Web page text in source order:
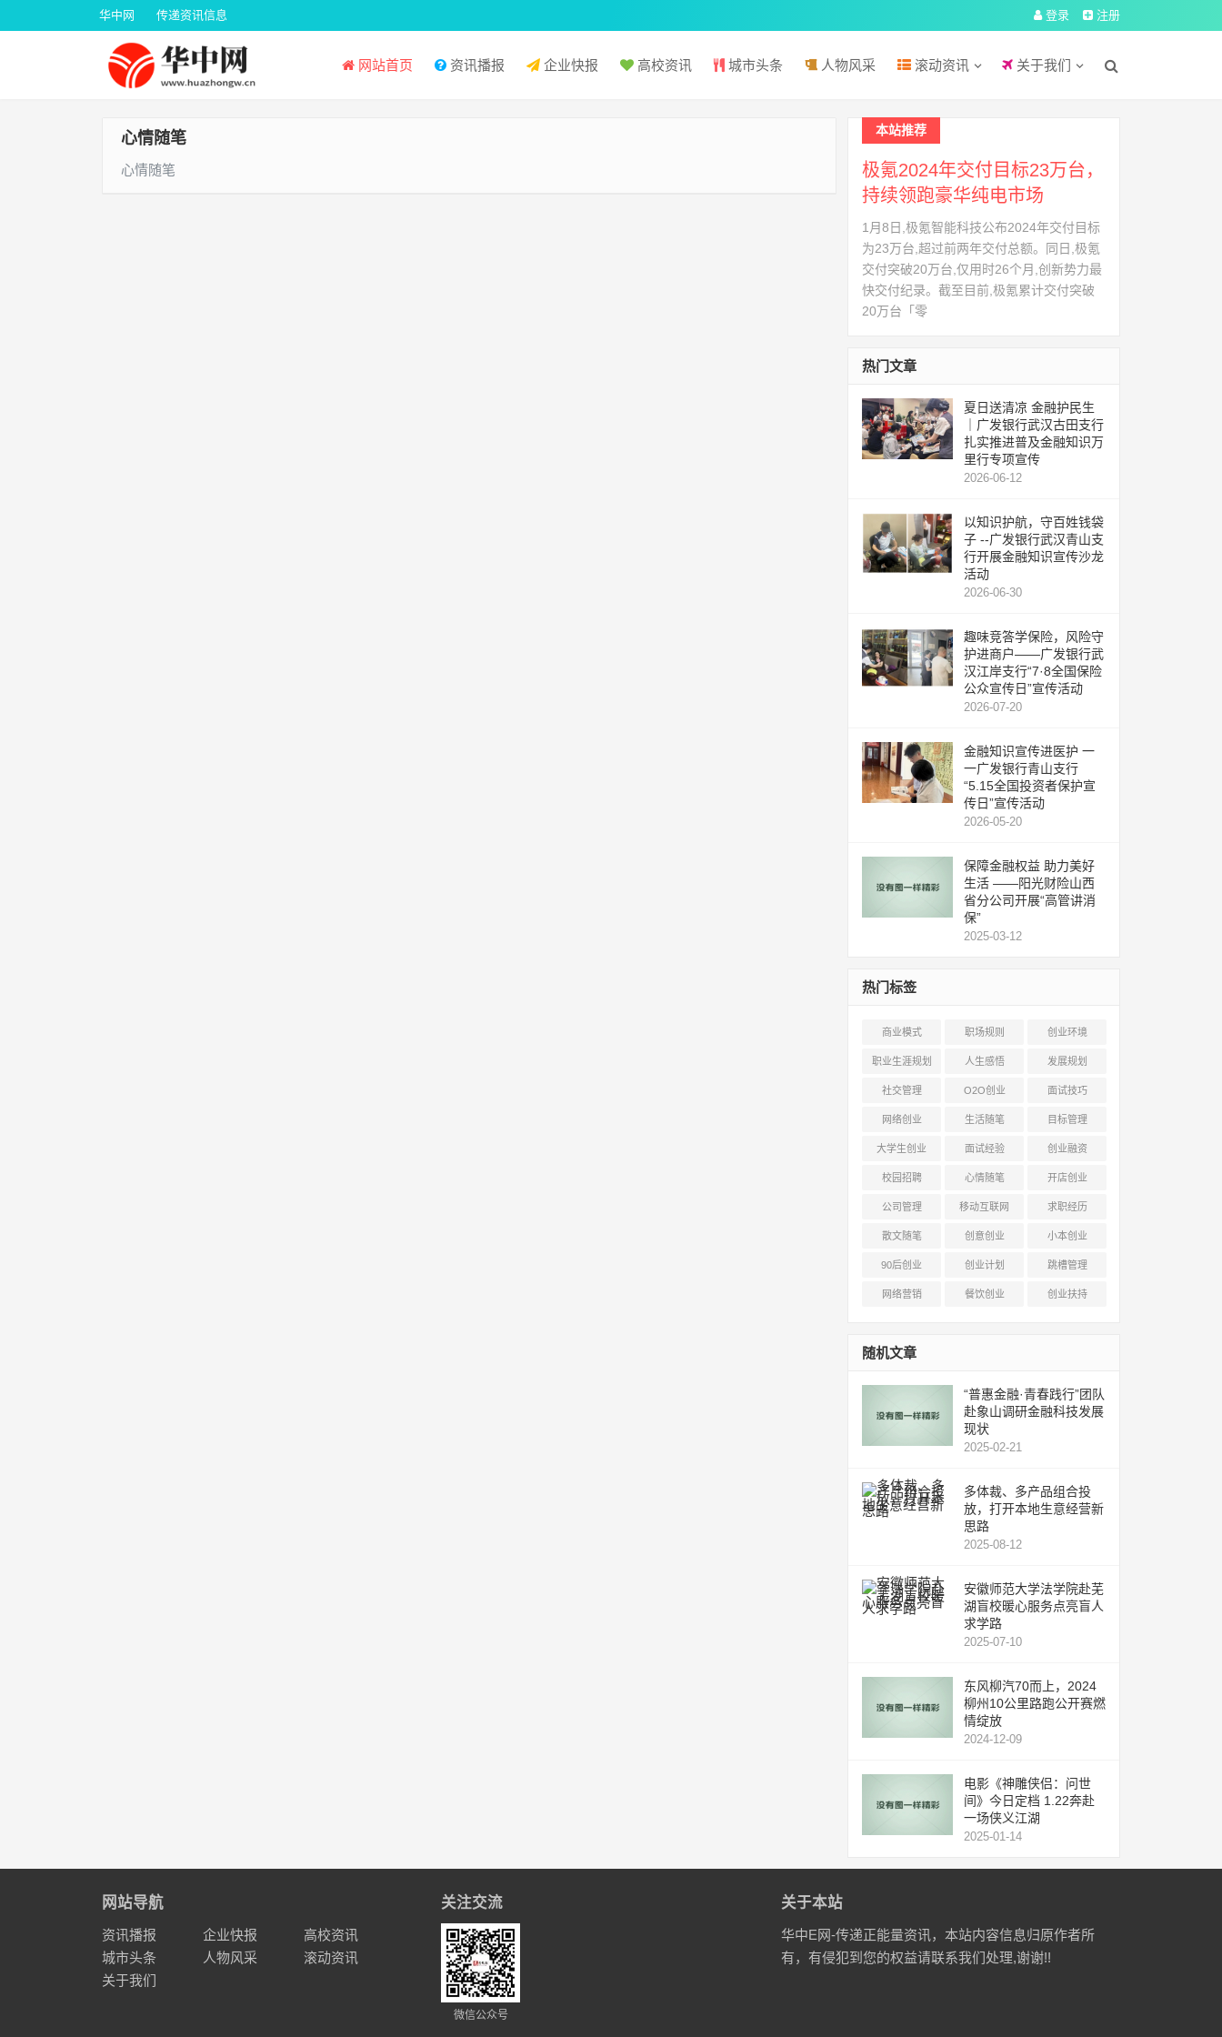
华中网 传递资讯信息 登录 注册
网站首页 资讯播报 企业快报 高校资讯 城市头条 人物风采 滚动资讯 关于我们
心情随笔
心情随笔
本站推荐
极氪2024年交付目标23万台，
持续领跑豪华纯电市场
1月8日,极氪智能科技公布2024年交付目标
为23万台,超过前两年交付总额。同日,极氪
交付突破20万台,仅用时26个月,创新势力最
快交付纪录。截至目前,极氪累计交付突破
20万台「零
热门文章
夏日送清凉 金融护民生
｜广发银行武汉古田支行
扎实推进普及金融知识万
里行专项宣传
2026-06-12
以知识护航，守百姓钱袋
子 --广发银行武汉青山支
行开展金融知识宣传沙龙
活动
2026-06-30
趣味竞答学保险，风险守
护进商户——广发银行武
汉江岸支行“7·8全国保险
公众宣传日”宣传活动
2026-07-20
金融知识宣传进医护 一
一广发银行青山支行
“5.15全国投资者保护宣
传日”宣传活动
2026-05-20
保障金融权益 助力美好
生活 ——阳光财险山西
省分公司开展“高管讲消
保”
2025-03-12
热门标签
商业模式 职场规则 创业环境
职业生涯规划 人生感悟 发展规划
社交管理 O2O创业 面试技巧
网络创业 生活随笔 目标管理
大学生创业 面试经验 创业融资
校园招聘 心情随笔 开店创业
公司管理 移动互联网 求职经历
散文随笔 创意创业 小本创业
90后创业 创业计划 跳槽管理
网络营销 餐饮创业 创业扶持
随机文章
“普惠金融·青春践行”团队
赴象山调研金融科技发展
现状
2025-02-21
多体裁、多产品组合投
放，打开本地生意经营新
思路
2025-08-12
安徽师范大学法学院赴芜
湖盲校暖心服务点亮盲人
求学路
2025-07-10
东风柳汽70而上，2024
柳州10公里路跑公开赛燃
情绽放
2024-12-09
电影《神雕侠侣：问世
间》今日定档 1.22奔赴
一场侠义江湖
2025-01-14
网站导航
资讯播报 企业快报
高校资讯
城市头条
人物风采
滚动资讯
关于我们
关注交流
微信公众号
关于本站
华中E网-传递正能量资讯，本站内容信息归原作者所
有，有侵犯到您的权益请联系我们处理,谢谢!!